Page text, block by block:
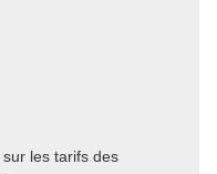
les tarifs des